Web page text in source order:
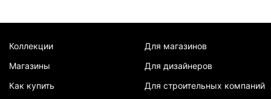
Коллекции
Магазины
Как купить
Для магазинов
Для дизайнеров
Для строительных компаний